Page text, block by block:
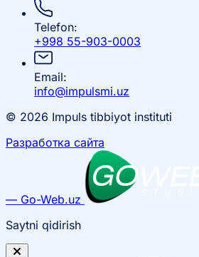
Telefon:
+998 55-903-0003
Email:
info@impulsmi.uz
© 2026 Impuls tibbiyot instituti
Разработка сайта
— Go-Web.uz
Saytni qidirish